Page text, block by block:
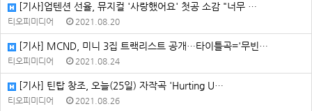
[기사]업텐션 선율, 뮤지컬 '사랑했어요' 첫공 소감 "너무 …
티오피미디어 2021.08.20
[기사] MCND, 미니 3집 트랙리스트 공개…타이틀곡='무빈…
티오피미디어 2021.08.24
[기사] 틴탑 창조, 오늘(25일) 자작곡 'Hurting U…
티오피미디어 2021.08.26